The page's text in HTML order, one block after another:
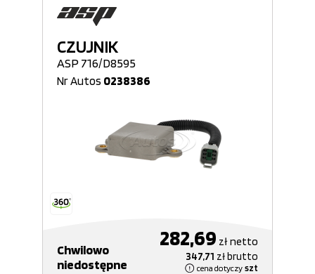
CZUJNIK
ASP 716/D8595
Nr Autos 0238386
Chwilowo
niedostępne
282,69 złnetto
347,71 złbrutto
cena dotyczy szt